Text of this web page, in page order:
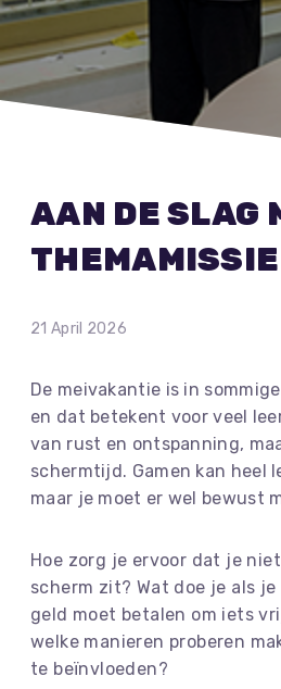
AAN DE SLAG
21 April 2026
De meivakantie is in
en dat betekent voor veel
van rust en ontspanning,
schermtijd. Gamen kan heel
maar je moet er wel bewust
Hoe zorg je ervoor dat je
scherm zit? Wat doe je als
geld moet betalen om iets
welke manieren proberen
te beïnvloeden?